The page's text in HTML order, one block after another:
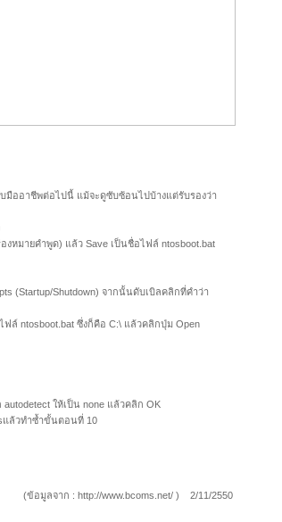
มืออาชีพต่อไปนี้ แม้จะดูซับซ้อนไปบ้างแต่รับรองว่า
งหมายคำพูด) แล้ว Save เป็นชื่อไฟล์ ntosboot.bat
(Startup/Shutdown) จากนั้นดับเบิลคลิกที่คำว่า
ล์ ntosboot.bat ซึ่งก็คือ C:\ แล้วคลิกปุ่ม Open
ให้เป็น none แล้วคลิก OK
แล้วทำซ้ำขั้นตอนที่ 10
(ข้อมูลจาก : http://www.bcoms.net/ ) 2/11/2550